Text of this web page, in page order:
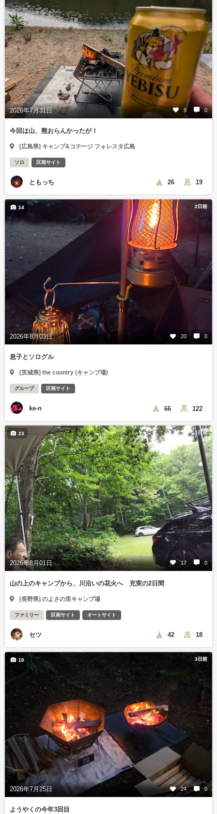
2026年7月31日 9 0
今回は山、熊おらんかったが！
[広島県] キャンプ&コテージ フォレスタ広島
ソロ 区画サイト
ともっち 26 19
2日前
2026年8月03日 20 0
14
息子とソログル
[茨城県] the country (キャンプ場)
グループ 区画サイト
ke-n 66 122
2日前
2026年8月01日 17 0
23
山の上のキャンプから、川沿いの花火へ 充実の2日間
[長野県] のよさの里キャンプ場
ファミリー 区画サイト オートサイト
セツ 42 18
3日前
2026年7月25日 24 0
10
ようやくの今年3回目